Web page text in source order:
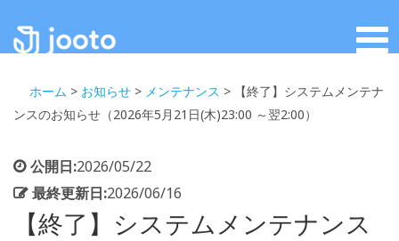
ホーム > お知らせ > メンテナンス >
【終了】システムメンテナ
ンスのお知らせ（2026年5月21日(木)23:00 ～翌2:00）
公開日:2026/05/22
最終更新日:2026/06/16
【終了】システムメンテナンス